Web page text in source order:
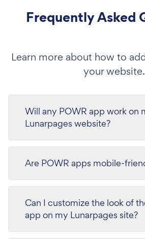
Frequently Asked
Learn more about how to
your website.
Will any POWR app work on
Lunarpages website?
Are POWR apps mobile-
Can I customize the look of
app on my Lunarpages site?